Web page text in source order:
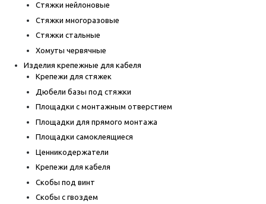
Стяжки нейлоновые
Стяжки многоразовые
Стяжки стальные
Хомуты червячные
Изделия крепежные для кабеля
Крепежи для стяжек
Дюбели базы под стяжки
Площадки с монтажным отверстием
Площадки для прямого монтажа
Площадки самоклеящиеся
Ценникодержатели
Крепежи для кабеля
Скобы под винт
Скобы с гвоздем